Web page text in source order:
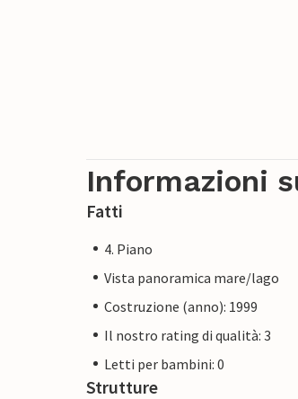
Informazioni
Fatti
4. Piano
Vista panoramica mare/lago
Costruzione (anno): 1999
Il nostro rating di qualità: 3
Letti per bambini: 0
Strutture